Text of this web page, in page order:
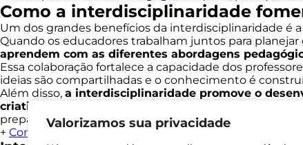
Valorizamos sua privacidade
Como a interdisciplinaridade
Um dos grandes benefícios da interdisciplinaridade é
Quando os educadores trabalham juntos para
aprendem com as diferentes abordagens
Essa colaboração fortalece a capacidade dos
ideias são compartilhadas e o conhecimento é
Além disso, a interdisciplinaridade promove o
criatividade e colaboração.
Essas habilidades são
preparados para a sociedade globalizada.
+ Competências e habilidades em inglês: o que são e